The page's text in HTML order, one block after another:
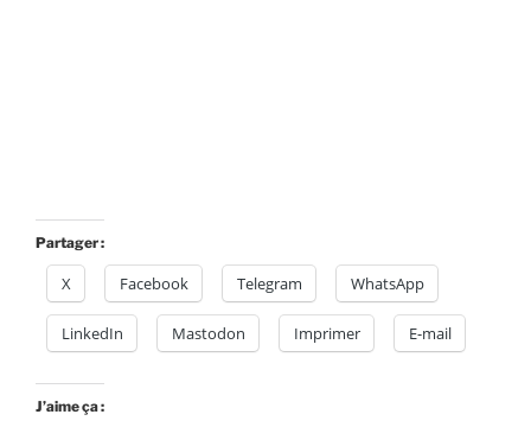
Partager :
X Facebook Telegram WhatsApp
LinkedIn Mastodon Imprimer E-mail
J’aime ça :